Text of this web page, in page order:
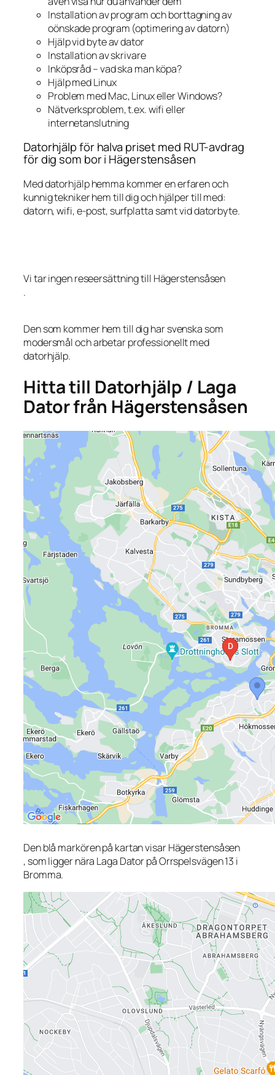
Installation av program och borttagning av
oönskade program (optimering av datorn)
Hjälp vid byte av dator
Installation av skrivare
Inköpsråd – vad ska man köpa?
Hjälp med Linux
Problem med Mac, Linux eller Windows?
Nätverksproblem, t.ex. wifi eller
internetanslutning
Datorhjälp för halva priset med RUT-avdrag
för dig som bor i Hägerstensåsen
Med datorhjälp hemma kommer en erfaren och
kunnig tekniker hem till dig och hjälper till med:
datorn, wifi, e-post, surfplatta samt vid datorbyte.
Vi tar ingen reseersättning till Hägerstensåsen
.
Den som kommer hem till dig har svenska som
modersmål och arbetar professionellt med
datorhjälp.
Hitta till Datorhjälp / Laga
Dator från Hägerstensåsen
Den blå markören på kartan visar Hägerstensåsen
, som ligger nära Laga Dator på Orrspelsvägen 13 i
Bromma.